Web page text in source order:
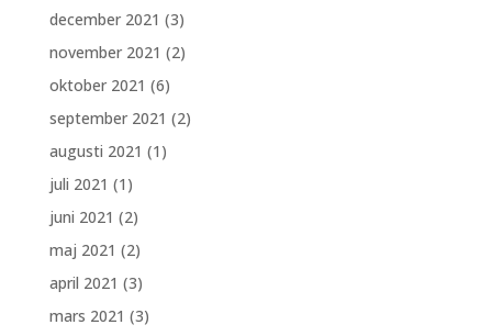
december 2021 (3)
november 2021 (2)
oktober 2021 (6)
september 2021 (2)
augusti 2021 (1)
juli 2021 (1)
juni 2021 (2)
maj 2021 (2)
april 2021 (3)
mars 2021 (3)